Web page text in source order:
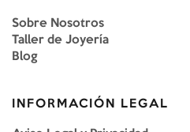
Sobre Nosotros
Taller de Joyería
Blog
INFORMACIÓN LEGAL